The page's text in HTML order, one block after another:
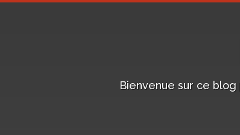
Bienvenue sur ce